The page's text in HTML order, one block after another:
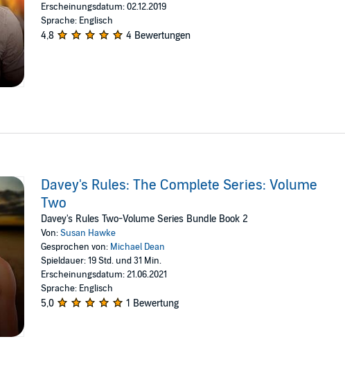
Erscheinungsdatum: 02.12.2019
Sprache: Englisch
4,8 4 Bewertungen
Davey's Rules: The Complete Series: Volume
Two
Davey's Rules Two-Volume Series Bundle Book 2
Von:Susan Hawke
Gesprochen von: Michael Dean
Spieldauer: 19 Std. und 31 Min.
Erscheinungsdatum: 21.06.2021
Sprache: Englisch
5,0 1 Bewertung